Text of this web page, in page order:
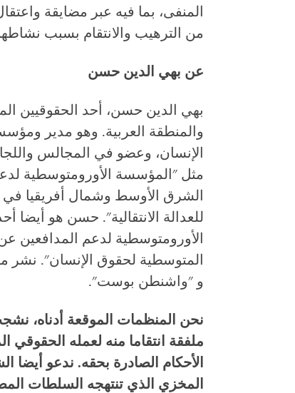
المنفى، بما فيه عبر مضايقة
من الترهيب والانتقام بسبب
عن بهي الدين حسن
بهي الدين حسن، أحد الحقوقيين
والمنطقة العربية. وهو مدير
الإنسان، وعضو في المجالس
مثل "المؤسسة الأورومتوسطية
الشرق الأوسط وشمال أفريقيا
للعدالة الانتقالية". حسن هو
الأورومتوسطية لدعم المدافعين
المتوسطية لحقوق الإنسان". نشر
و "واشنطن بوست".
نحن المنظمات الموقعة أدناه،
ملفقة انتقاما منه لعمله
الأحكام الصادرة بحقه. ندعو أيضا
المخزي الذي تنتهجه السلطات